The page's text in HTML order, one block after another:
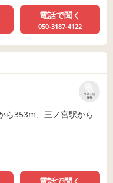
電話で聞く
050-3187-4122
リストに
保存
ら353m、三ノ宮駅から